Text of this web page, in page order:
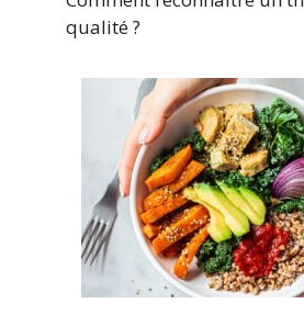
qualité ?